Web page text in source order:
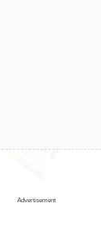
Advertisement